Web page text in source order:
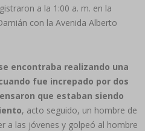
a la 1:00 a. m. en la
con la Avenida Alberto
encontraba realizando una
fue increpado por dos
que estaban siendo
, acto seguido, un hombre de
a las jóvenes y golpeó al hombre